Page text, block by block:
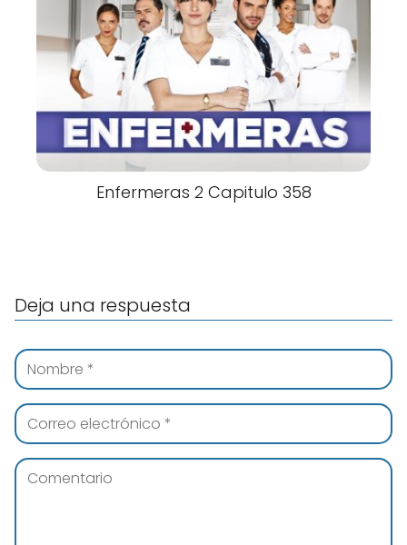
Enfermeras 2 Capitulo 358
Deja una respuesta